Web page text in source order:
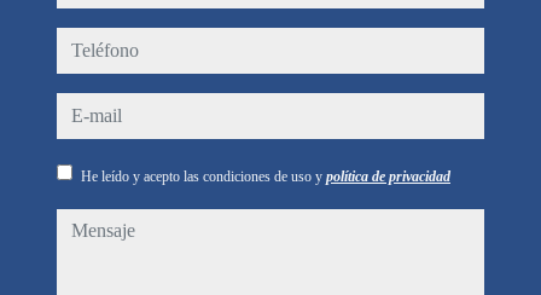
teléfono
e-mail
He leído y acepto las condiciones de uso y política de privacidad
mensaje